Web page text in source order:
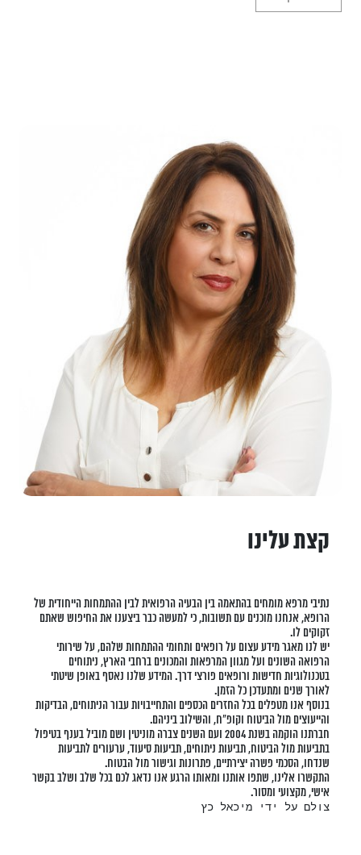
קצת עלינו
נתיבי מרפא מומחים בהתאמה בין הבעיה הרפואית לבין ההתמחות הייחודית של
הרופא, אנחנו מוכנים עם תשובות, כי למעשה כבר ביצענו את החיפוש שאתם
זקוקים לו.
יש לנו מאגר מידע עצום על רופאים ותחומי ההתמחות שלהם, על שירותי
הרפואה השונים ועל מגוון המרפאות והמכונים ברחבי הארץ, ניתוחים
בטכנולוגיות חדישות ורופאים פורצי דרך. המידע שלנו נאסף באופן שיטתי
לאורך שנים ומתעדכן כל הזמן.
בנוסף אנו מטפלים בכל החזרים הכספים והתחייבויות עבור הניתוחים, הבדיקות
והייעוצים מול הביטוח וקופ"ח, והשילוב ביניהם.
חברתנו הוקמה בשנת 2004 ועם השנים צברה מוניטין ושם מוביל בענף בטיפול
בתביעות מול הביטוח, תביעות ניתוחים, תביעות סיעוד, ערעורים לתביעות
שנדחו, הסכמי פשרה יצירתיים, פתרונות וגישור מול הבטוח.
התקשרו אלינו, שתפו אותנו ומאותו הרגע אנו נדאג לכם בכל שלב ושלב בקשר
אישי, מקצועי ומסור.
צולם על ידי מיכאל כץ